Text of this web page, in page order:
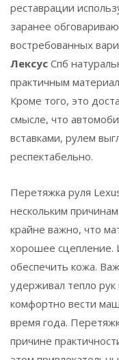
реставрации
заранее
востребованных
Лексус Спб
практичным
Кроме того, это
смысле, что
вставками, рулем
респектабельно.
Перетяжка руля
нескольким
крайне важно, что
хорошее сцепление.
обеспечить кожа.
удерживал тепло
комфортно вести
время года.
причине